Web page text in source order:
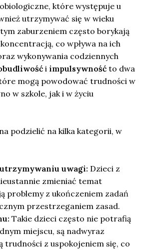
które występuje u
utrzymywać się w wieku
zaburzeniem często borykają
co wpływa na ich
wykonywania codziennych
i impulsywność to dwa
mogą powodować trudności w
w szkole, jak i w życiu
podzielić na kilka kategorii, w
uwagi: Dzieci z
zmieniać temat
problemy z ukończeniem zadań
przestrzeganiem zasad.
Takie dzieci często nie potrafią
miejscu, są nadwyraz
trudności z uspokojeniem się, co